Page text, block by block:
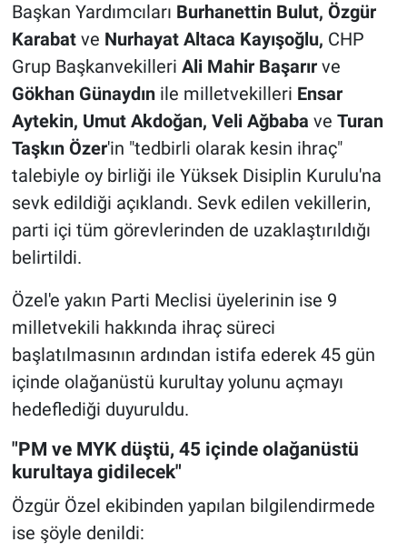
Başkan Yardımcıları Burhanettin Bulut, Özgür
Karabat ve Nurhayat Altaca Kayışoğlu, CHP
Grup Başkanvekilleri Ali Mahir Başarır ve
Gökhan Günaydınile milletvekilleri Ensar
Aytekin, Umut Akdoğan, Veli Ağbaba ve Turan
Taşkın Özer'in "tedbirli olarak kesin ihraç"
talebiyle oy birliği ile Yüksek Disiplin Kurulu'na
sevk edildiği açıklandı. Sevk edilen vekillerin,
parti içi tüm görevlerinden de uzaklaştırıldığı
belirtildi.
Özel'e yakın Parti Meclisi üyelerinin ise 9
milletvekili hakkında ihraç süreci
başlatılmasının ardından istifa ederek 45 gün
içinde olağanüstü kurultay yolunu açmayı
hedeflediği duyuruldu.
"PM ve MYK düştü, 45 içinde olağanüstü
kurultaya gidilecek"
Özgür Özel ekibinden yapılan bilgilendirmede
ise şöyle denildi: